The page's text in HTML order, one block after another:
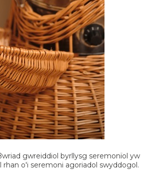
gwreiddiol byrllysg seremonïol yw
o'i seremoni agoriadol swyddogol.